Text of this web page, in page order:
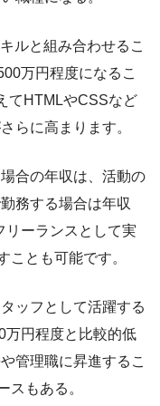
ルと組み合わせるこ
万円程度になるこ
てHTMLやCSSなど
らに高まります。
合の年収は、活動の
務する場合は年収
リーランスとして実
ことも可能です。
ッフとして活躍する
万円程度と比較的低
管理職に昇進するこ
スもある。